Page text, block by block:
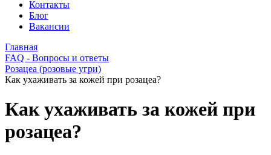
Контакты
Блог
Вакансии
Главная
FAQ - Вопросы и ответы
Розацеа (розовые угри)
Как ухаживать за кожей при розацеа?
Как ухаживать за кожей при
розацеа?